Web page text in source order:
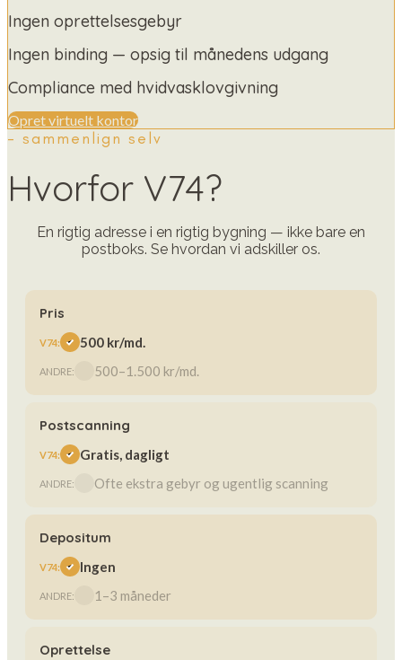
Ingen oprettelsesgebyr
Ingen binding — opsig til månedens udgang
Compliance med hvidvasklovgivning
Opret virtuelt kontor
- sammenlign selv
Hvorfor V74?
En rigtig adresse i en rigtig bygning — ikke bare en
postboks. Se hvordan vi adskiller os.
Pris
500 kr/md.
500–1.500 kr/md.
Postscanning
Gratis, dagligt
Ofte ekstra gebyr og ugentlig scanning
Depositum
Ingen
1–3 måneder
Oprettelse